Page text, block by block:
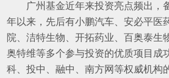
广州基金近年来投资亮点频出，
年以来，先后有小鹏汽车、安必平医
院、洁特生物、开拓药业、百奥泰生
奥特维等多个参与投资的优质项目成
科、投中、融中、南方网等权威机构